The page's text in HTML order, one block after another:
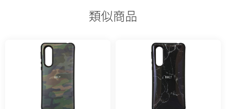
類似商品